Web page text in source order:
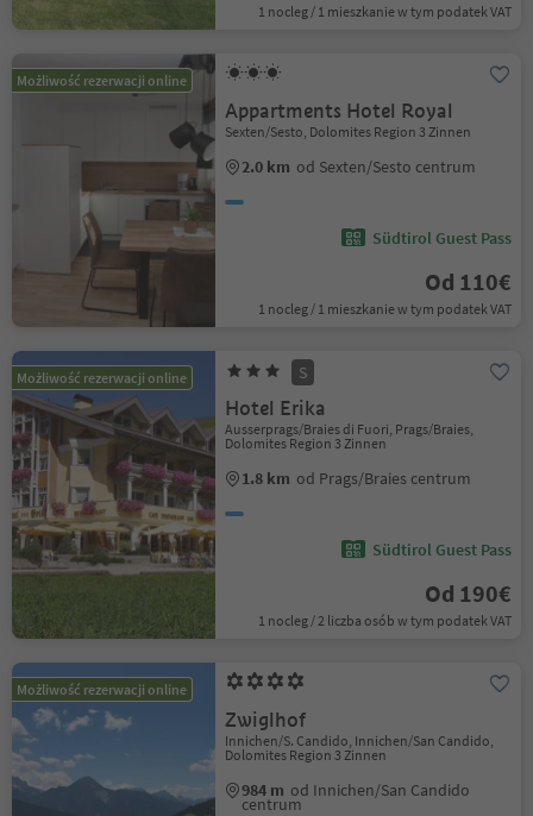
1 nocleg / 1 mieszkanie w tym podatek VAT
Możliwość rezerwacji online
Appartments Hotel Royal
Sexten/Sesto, Dolomites Region 3 Zinnen
2.0 km od Sexten/Sesto centrum
Südtirol Guest Pass
Od 110€
1 nocleg / 1 mieszkanie w tym podatek VAT
Możliwość rezerwacji online S
Hotel Erika
Ausserprags/Braies di Fuori, Prags/Braies,
Dolomites Region 3 Zinnen
1.8 km od Prags/Braies centrum
Südtirol Guest Pass
Od 190€
1 nocleg / 2 liczba osób w tym podatek VAT
Możliwość rezerwacji online
Zwiglhof
Innichen/S. Candido, Innichen/San Candido,
Dolomites Region 3 Zinnen
984 m od Innichen/San Candido
centrum